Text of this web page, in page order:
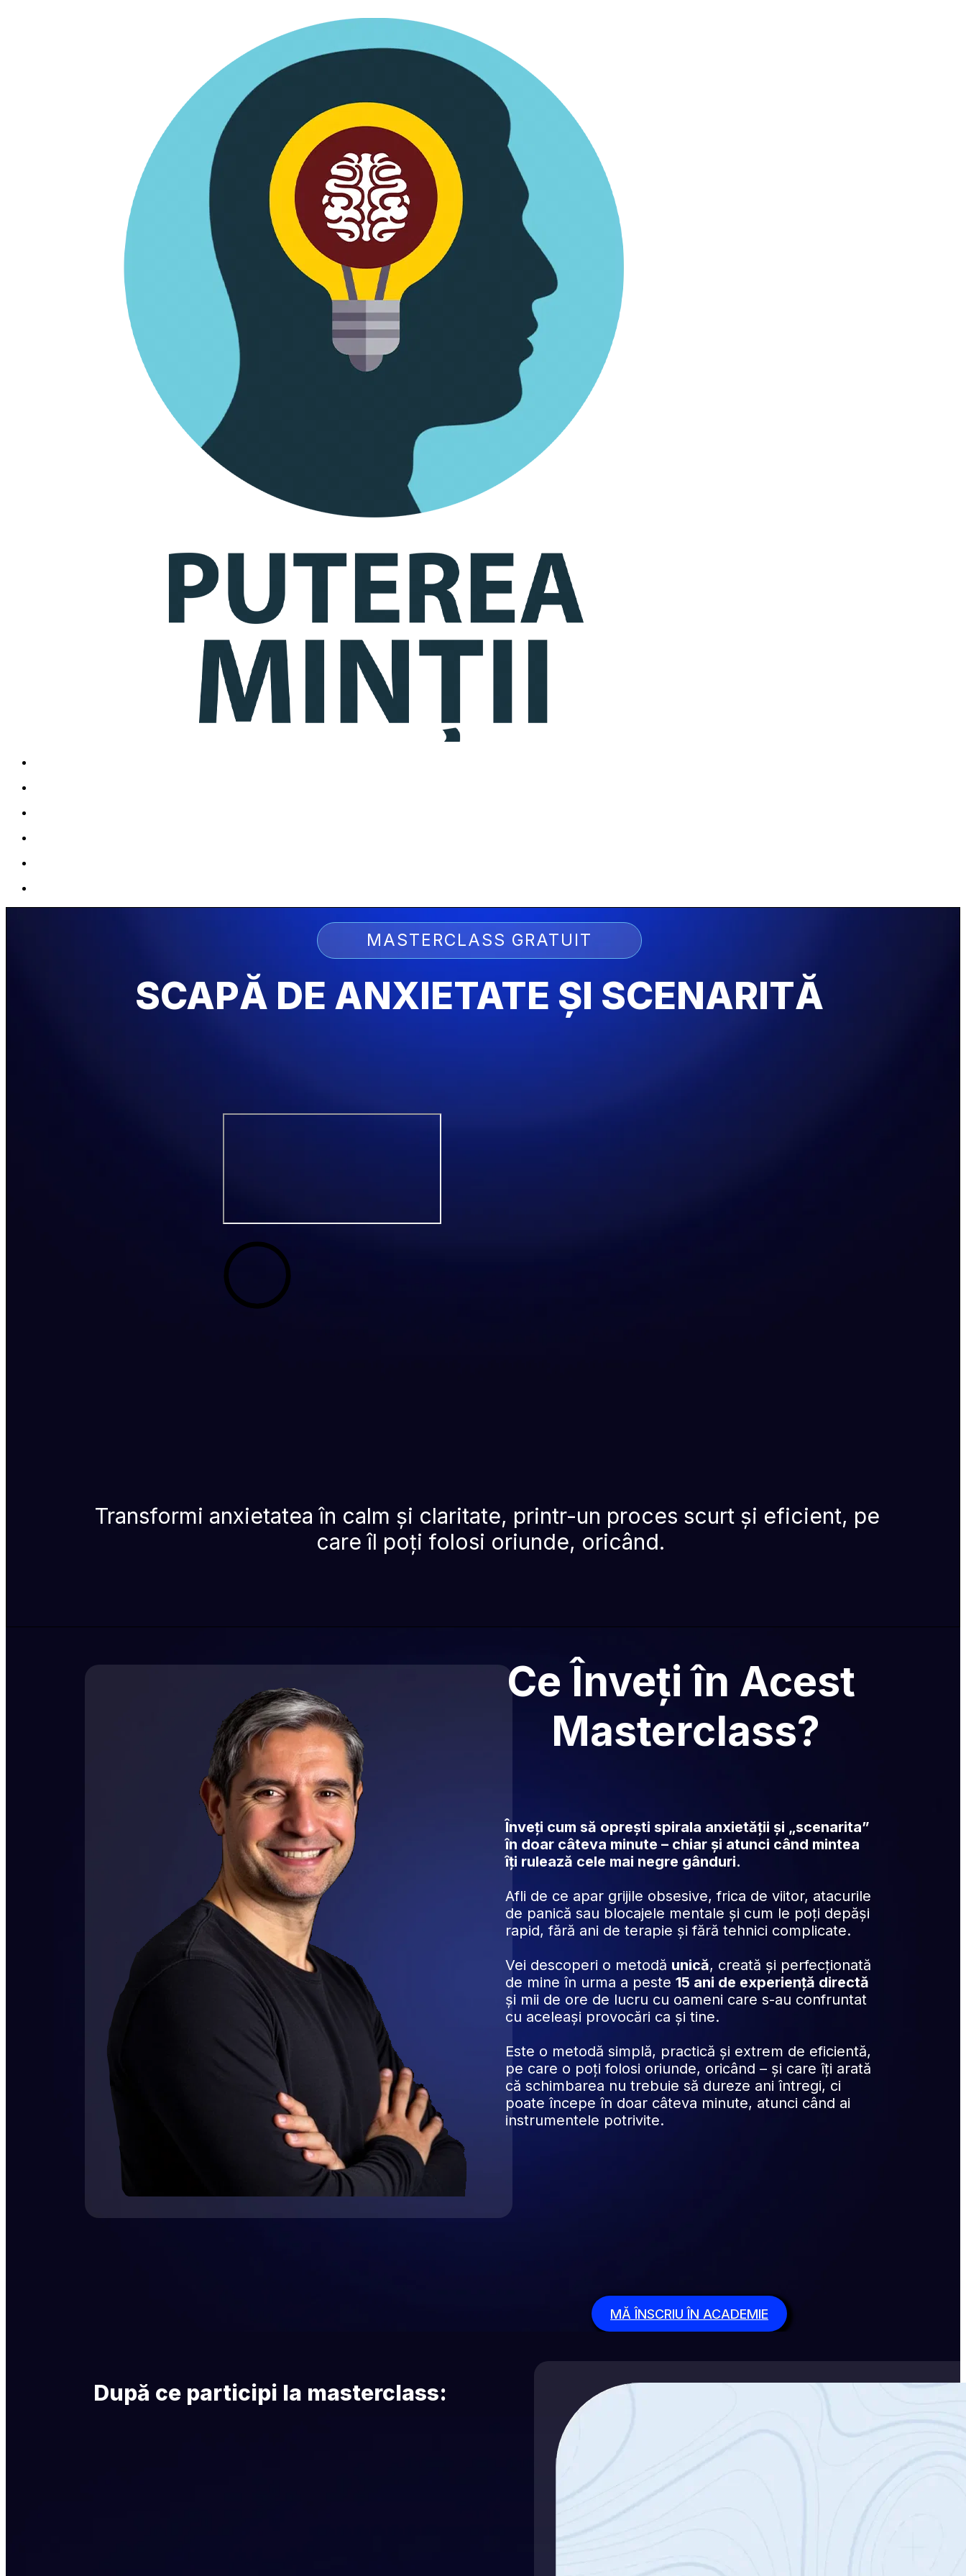
Transformi anxietatea în calm și claritate, printr-un proces scurt și eficient, pe
care îl poți folosi oriunde, oricând.
SCAPĂ DE ANXIETATE ȘI SCENARITĂ
MASTERCLASS GRATUIT
Înveți cum să oprești spirala anxietății și „scenarita”
în doar câteva minute – chiar și atunci când mintea
îți rulează cele mai negre gânduri.
Afli de ce apar grijile obsesive, frica de viitor, atacurile
de panică sau blocajele mentale și cum le poți depăși
rapid, fără ani de terapie și fără tehnici complicate.
Vei descoperi o metodă unică, creată și perfecționată
de mine în urma a peste 15 ani de experiență directă
și mii de ore de lucru cu oameni care s-au confruntat
cu aceleași provocări ca și tine.
Este o metodă simplă, practică și extrem de eficientă,
pe care o poți folosi oriunde, oricând – și care îți arată
că schimbarea nu trebuie să dureze ani întregi, ci
poate începe în doar câteva minute, atunci când ai
instrumentele potrivite.
Ce Înveți în Acest
Masterclass?
MĂ ÎNSCRIU ÎN ACADEMIE
După ce participi la masterclass: